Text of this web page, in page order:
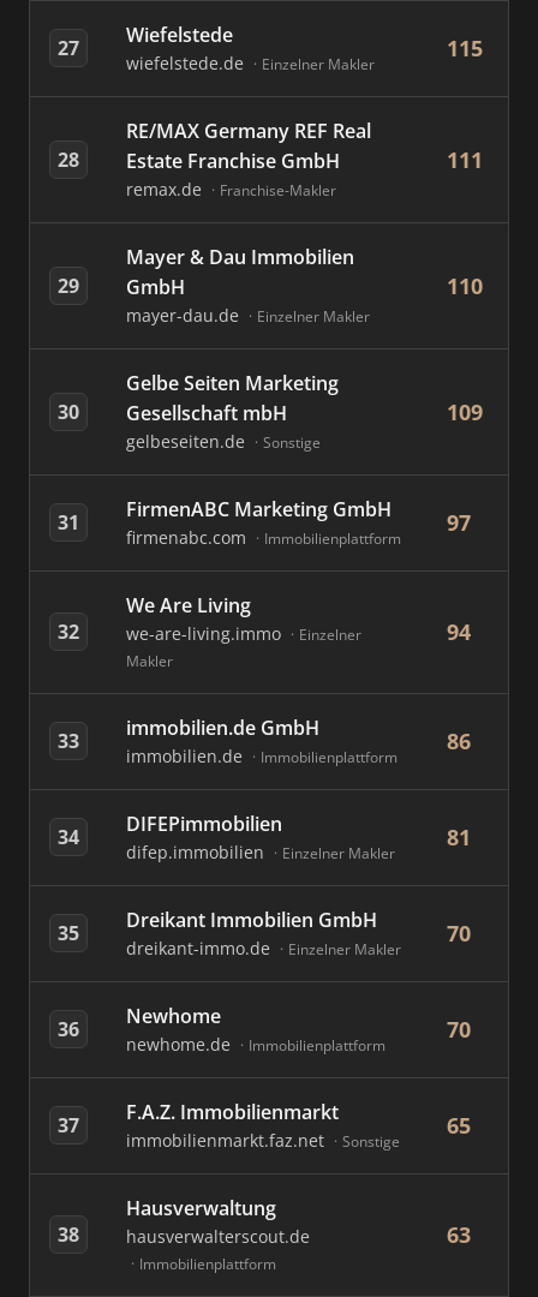
27 Wiefelstede
wiefelstede.de Einzelner Makler
115
28
RE/MAX Germany REF Real
Estate Franchise GmbH
remax.de Franchise-Makler
111
29
Mayer & Dau Immobilien
GmbH
mayer-dau.de Einzelner Makler
110
30
Gelbe Seiten Marketing
Gesellschaft mbH
gelbeseiten.de Sonstige
109
31 FirmenABC Marketing GmbH
firmenabc.com Immobilienplattform
97
32
We Are Living
we-are-living.immo
Einzelner
Makler
94
33 immobilien.de GmbH
immobilien.de Immobilienplattform
86
34 DIFEPimmobilien
difep.immobilien Einzelner Makler
81
35 Dreikant Immobilien GmbH
dreikant-immo.de Einzelner Makler
70
36 Newhome
newhome.de Immobilienplattform
70
37 F.A.Z. Immobilienmarkt
immobilienmarkt.faz.net Sonstige
65
38
Hausverwaltung
hausverwalterscout.de
Immobilienplattform
63